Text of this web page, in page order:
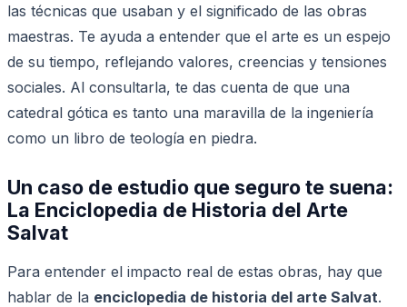
las técnicas que usaban y el significado de las obras
maestras. Te ayuda a entender que el arte es un espejo
de su tiempo, reflejando valores, creencias y tensiones
sociales. Al consultarla, te das cuenta de que una
catedral gótica es tanto una maravilla de la ingeniería
como un libro de teología en piedra.
Un caso de estudio que seguro te suena:
La Enciclopedia de Historia del Arte
Salvat
Para entender el impacto real de estas obras, hay que
hablar de la enciclopedia de historia del arte Salvat.